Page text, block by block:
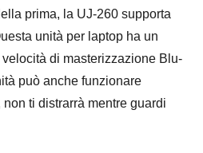
prima, la UJ-260 supporta
unità per laptop ha un
di masterizzazione Blu-
può anche funzionare
ti distrarrà mentre guardi